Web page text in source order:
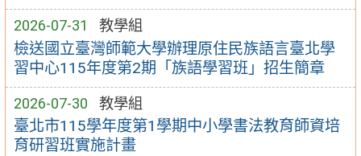
2026-07-31 教學組
檢送國立臺灣師範大學辦理原住民族語言臺北學
習中心115年度第2期「族語學習班」招生簡章
2026-07-30 教學組
臺北市115學年度第1學期中小學書法教育師資培
育研習班實施計畫